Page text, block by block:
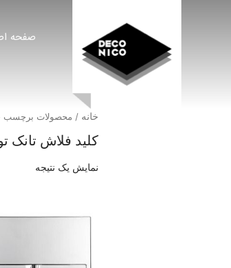
صفحه
خانه / محصولات برچسب
کلید فلاش تانک
نمایش یک نتیجه